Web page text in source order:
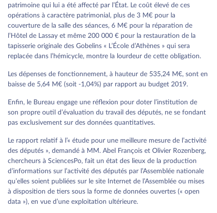
patrimoine qui lui a été affecté par l’État. Le coût élevé de ces
opérations à caractère patrimonial, plus de 3 M€ pour la
couverture de la salle des séances, 6 M€ pour la réparation de
l’Hôtel de Lassay et même 200 000 € pour la restauration de la
tapisserie originale des Gobelins « L’École d’Athènes » qui sera
replacée dans l’hémicycle, montre la lourdeur de cette obligation.
Les dépenses de fonctionnement, à hauteur de 535,24 M€, sont en
baisse de 5,64 M€ (soit -1,04%) par rapport au budget 2019.
Enfin, le Bureau engage une réflexion pour doter l’institution de
son propre outil d’évaluation du travail des députés, ne se fondant
pas exclusivement sur des données quantitatives.
Le rapport relatif à l’« étude pour une meilleure mesure de l’activité
des députés », demandé à MM. Abel François et Olivier Rozenberg,
chercheurs à SciencesPo, fait un état des lieux de la production
d’informations sur l’activité des députés par l’Assemblée nationale
qu’elles soient publiées sur le site Internet de l’Assemblée ou mises
à disposition de tiers sous la forme de données ouvertes (« open
data »), en vue d’une exploitation ultérieure.